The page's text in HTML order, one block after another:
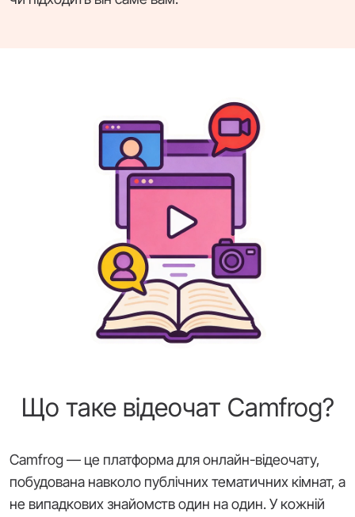
Що таке відеочат Camfrog?
Camfrog — це платформа для онлайн-відеочату,
побудована навколо публічних тематичних кімнат, а
не випадкових знайомств один на один. У кожній